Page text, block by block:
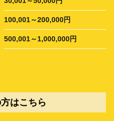
100,001～200,000円
500,001～1,000,000円
はこちら